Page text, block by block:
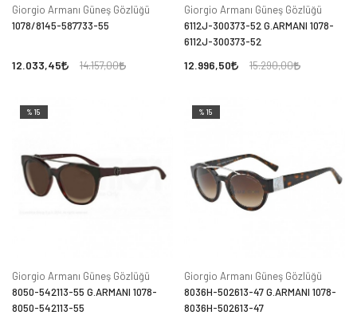
Giorgio Armanı Güneş Gözlüğü
1078/8145-587733-55
12.033,45 14.157,00
Giorgio Armanı Güneş Gözlüğü
6112J-300373-52 G.ARMANI 1078-
6112J-300373-52
12.996,50 15.290,00
%15
Giorgio Armanı Güneş Gözlüğü
8050-542113-55 G.ARMANI 1078-
8050-542113-55
%15
Giorgio Armanı Güneş Gözlüğü
8036H-502613-47 G.ARMANI 1078-
8036H-502613-47